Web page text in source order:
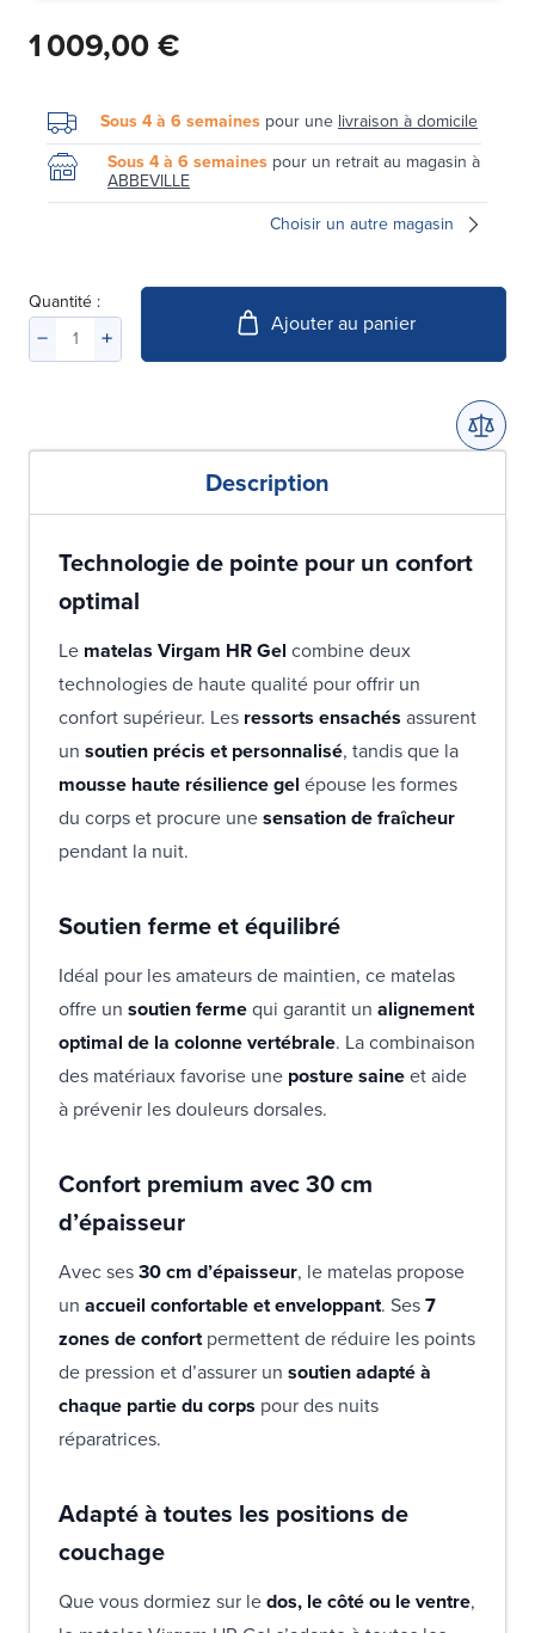
1 009,00 €
Sous 4 à 6 semaines pour une livraison à domicile
Sous 4 à 6 semaines pour un retrait au magasin à
ABBEVILLE
Choisir un autre magasin
Quantité :
Ajouter au panier
Description
Technologie de pointe pour un confort
optimal
Le matelas Virgam HR Gel combine deux
technologies de haute qualité pour offrir un
confort supérieur. Les ressorts ensachés assurent
un soutien précis et personnalisé, tandis que la
mousse haute résilience gel épouse les formes
du corps et procure unesensation de fraîcheur
pendant la nuit.
Soutien ferme et équilibré
Idéal pour les amateurs de maintien, ce matelas
offre un soutien fermequi garantit un alignement
optimal de la colonne vertébrale. La combinaison
des matériaux favorise une posture saineet aide
à prévenir les douleurs dorsales.
Confort premium avec 30 cm
d’épaisseur
Avec ses30 cm d’épaisseur, le matelas propose
un accueil confortable et enveloppant. Ses7
zones de confortpermettent de réduire les points
de pression et d’assurer un soutien adapté à
chaque partie du corps pour des nuits
réparatrices.
Adapté à toutes les positions de
couchage
Que vous dormiez sur ledos, le côté ou le ventre,